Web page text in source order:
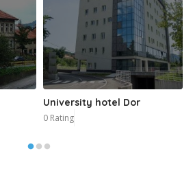
University hotel Dor
0 Rating